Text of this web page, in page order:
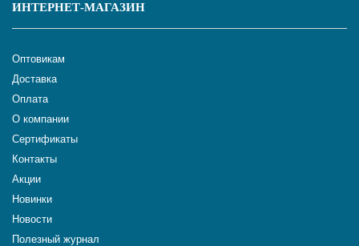
ИНТЕРНЕТ-МАГАЗИН
Оптовикам
Доставка
Оплата
О компании
Сертификаты
Контакты
Акции
Новинки
Новости
Полезный журнал